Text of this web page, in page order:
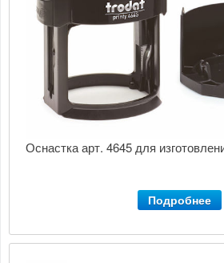
Оснастка арт. 4645 для
Подробнее